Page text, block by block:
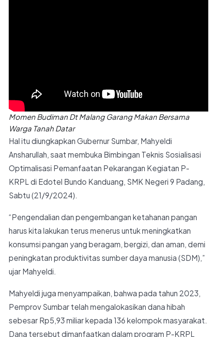
Momen Budiman Dt Malang Garang Makan Bersama
Warga Tanah Datar
Hal itu diungkapkan Gubernur Sumbar, Mahyeldi
Ansharullah, saat membuka Bimbingan Teknis Sosialisasi
Optimalisasi Pemanfaatan Pekarangan Kegiatan P-
KRPL di Edotel Bundo Kanduang, SMK Negeri 9 Padang,
Sabtu (21/9/2024).
“Pengendalian dan pengembangan ketahanan pangan
harus kita lakukan terus menerus untuk meningkatkan
konsumsi pangan yang beragam, bergizi, dan aman, demi
peningkatan produktivitas sumber daya manusia (SDM),”
ujar Mahyeldi.
Mahyeldi juga menyampaikan, bahwa pada tahun 2023,
Pemprov Sumbar telah mengalokasikan dana hibah
sebesar Rp5,93 miliar kepada 136 kelompok masyarakat.
Dana tersebut dimanfaatkan dalam program P-KRPL